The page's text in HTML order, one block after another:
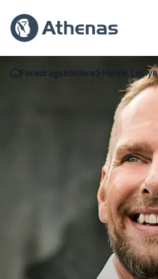
Tilbage til forsiden
Foredragsholdere Henrik Leslye